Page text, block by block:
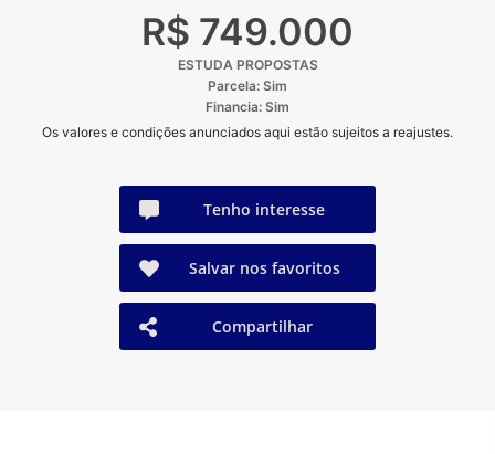
R$ 749.000
ESTUDA PROPOSTAS
Parcela: Sim
Financia: Sim
Os valores e condições anunciados aqui estão sujeitos a reajustes.
Tenho interesse
Salvar nos favoritos
Compartilhar